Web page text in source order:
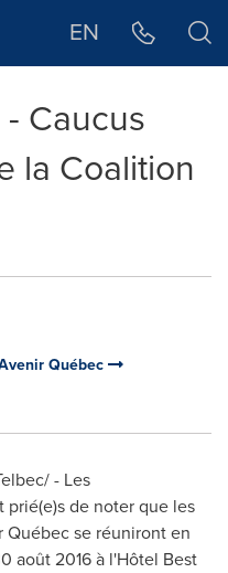
EN
Caucus
la Coalition
Québec
- Les
prié(e)s de noter que les
se réuniront en
août 2016 à l'Hôtel Best